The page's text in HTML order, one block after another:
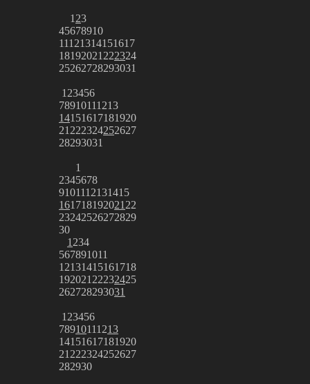
1 23
45678910
11121314151617
18192021 222324
25262728293031
1 23456
78910111213
14151617181920
21 222324252627
28293031
1
2345678
9101112131415
161718192021 22
23242526272829
30
1 234
567891011
12131415161718
192021 22232425
262728293031
1 23456
78910111213
14151617181920
21 222324252627
282930